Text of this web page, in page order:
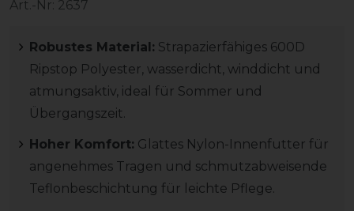
Art.-Nr: 2637
Robustes Material: Strapazierfähiges 600D
Ripstop Polyester, wasserdicht, winddicht und
atmungsaktiv, ideal für Sommer und
Übergangszeit.
Hoher Komfort: Glattes Nylon-Innenfutter für
angenehmes Tragen und schmutzabweisende
Teflonbeschichtung für leichte Pflege.